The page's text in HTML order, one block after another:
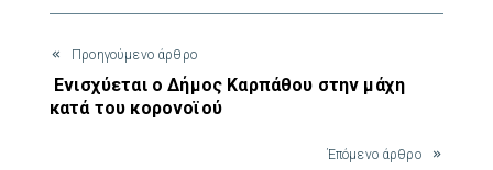
Προηγούμενο άρθρο
Ενισχύεται ο Δήμος Καρπάθου στην μάχη
κατά του κορονοϊού
Έπόμενο άρθρο